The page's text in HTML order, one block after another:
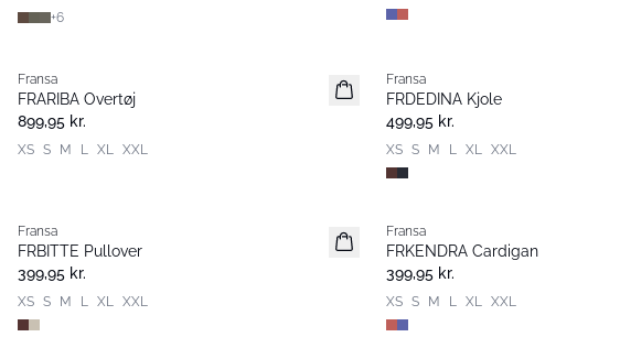
+6
Nyhed
Fransa
FRARIBA Overtøj
899,95 kr.
XS S M L XL XXL
Nyhed
Fransa
FRDEDINA Kjole
499,95 kr.
XS S M L XL XXL
Nyhed
Fransa
FRBITTE Pullover
399,95 kr.
XS S M L XL XXL
Nyhed
Fransa
FRKENDRA Cardigan
399,95 kr.
XS S M L XL XXL